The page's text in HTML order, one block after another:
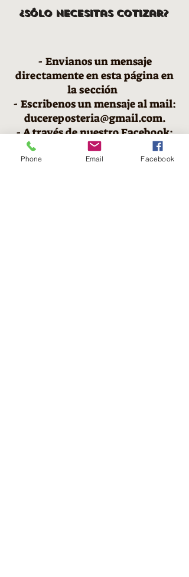
¿Sólo necesitas cotizar?
- Envianos un mensaje
directamente en esta página en
la sección
- Escribenos un mensaje al mail:
ducereposteria@gmail.com.
- A través de nuestro Facebook:
https://www.facebook.com/repo
steriaduce
Phone Email Facebook